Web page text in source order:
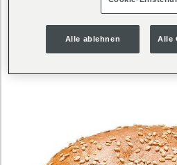
Alle ablehnen Alle